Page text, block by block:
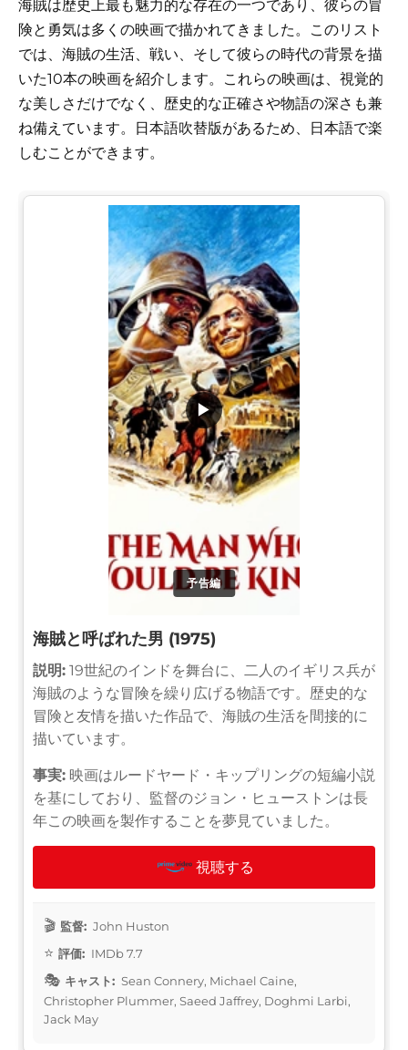
海賊は歴史上最も魅力的な存在の一つであり、彼らの冒
険と勇気は多くの映画で描かれてきました。このリスト
では、海賊の生活、戦い、そして彼らの時代の背景を描
いた10本の映画を紹介します。これらの映画は、視覚的
な美しさだけでなく、歴史的な正確さや物語の深さも兼
ね備えています。日本語吹替版があるため、日本語で楽
しむことができます。
予告編
▶
海賊と呼ばれた男 (1975)
説明: 19世紀のインドを舞台に、二人のイギリス兵が
海賊のような冒険を繰り広げる物語です。歴史的な
冒険と友情を描いた作品で、海賊の生活を間接的に
描いています。
事実: 映画はルードヤード・キップリングの短編小説
を基にしており、監督のジョン・ヒューストンは長
年この映画を製作することを夢見ていました。
視聴する
監督: John Huston
評価: IMDb 7.7
キャスト: Sean Connery, Michael Caine,
Christopher Plummer, Saeed Jaffrey, Doghmi Larbi,
Jack May